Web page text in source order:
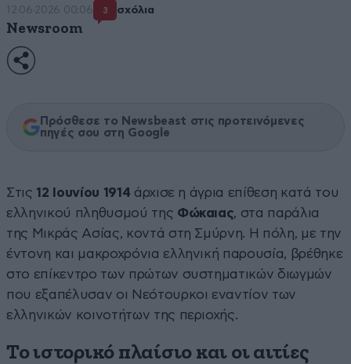
12·06·2026 00:06 3 σχόλια
Newsroom
Πρόσθεσε το Newsbeast στις προτεινόμενες
πηγές σου στη Google
Στις 12 Ιουνίου 1914 άρχισε η άγρια επίθεση κατά του
ελληνικού πληθυσμού της Φώκαιας, στα παράλια
της Μικράς Ασίας, κοντά στη Σμύρνη. Η πόλη, με την
έντονη και μακροχρόνια ελληνική παρουσία, βρέθηκε
στο επίκεντρο των πρώτων συστηματικών διωγμών
που εξαπέλυσαν οι Νεότουρκοι εναντίον των
ελληνικών κοινοτήτων της περιοχής.
Το ιστορικό πλαίσιο και οι αιτίες